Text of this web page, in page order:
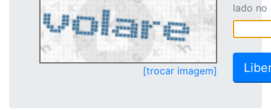
[trocar imagem]
lado no